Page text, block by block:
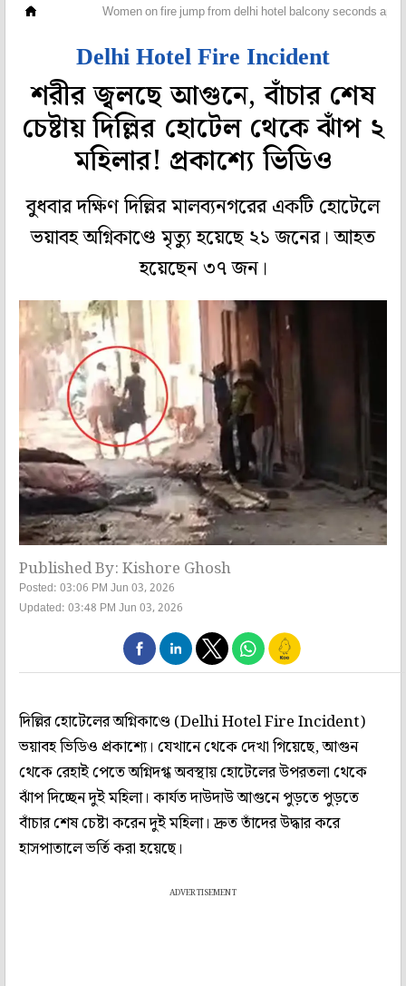
Women on fire jump from delhi hotel balcony seconds apart
Delhi Hotel Fire Incident
শরীর জ্বলছে আগুনে, বাঁচার শেষ
চেষ্টায় দিল্লির হোটেল থেকে ঝাঁপ ২
মহিলার! প্রকাশ্যে ভিডিও
বুধবার দক্ষিণ দিল্লির মালব্যনগরের একটি হোটেলে
ভয়াবহ অগ্নিকাণ্ডে মৃত্যু হয়েছে ২১ জনের। আহত
হয়েছেন ৩৭ জন।
Published By: Kishore Ghosh
Posted: 03:06 PM Jun 03, 2026
Updated: 03:48 PM Jun 03, 2026
দিল্লির হোটেলের অগ্নিকাণ্ডে (Delhi Hotel Fire Incident)
ভয়াবহ ভিডিও প্রকাশ্যে। যেখানে থেকে দেখা গিয়েছে, আগুন
থেকে রেহাই পেতে অগ্নিদগ্ধ অবস্থায় হোটেলের উপরতলা থেকে
ঝাঁপ দিচ্ছেন দুই মহিলা। কার্যত দাউদাউ আগুনে পুড়তে পুড়তে
বাঁচার শেষ চেষ্টা করেন দুই মহিলা। দ্রুত তাঁদের উদ্ধার করে
হাসপাতালে ভর্তি করা হয়েছে।
ADVERTISEMENT